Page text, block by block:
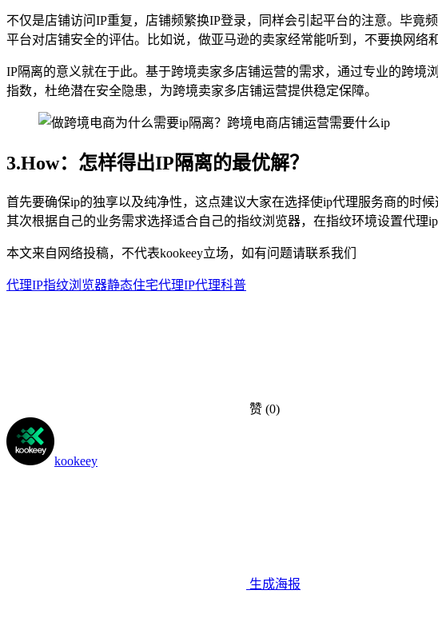
不仅是店铺访问IP重复，店铺频繁换IP登录，同样会引起平台的注意。毕
平台对店铺安全的评估。比如说，做亚马逊的卖家经常能听到，不要换网络
IP隔离的意义就在于此。基于跨境卖家多店铺运营的需求，通过专业的跨
指数，杜绝潜在安全隐患，为跨境卖家多店铺运营提供稳定保障。
3.How：怎样得出IP隔离的最优解？
首先要确保ip的独享以及纯净性，这点建议大家在选择使ip代理服务商的时
其次根据自己的业务需求选择适合自己的指纹浏览器，在指纹环境设置代
本文来自网络投稿，不代表kookeey立场，如有问题请联系我们
代理IP指纹浏览器静态住宅代理IP代理科普
赞 (0)
kookeey
生成海报